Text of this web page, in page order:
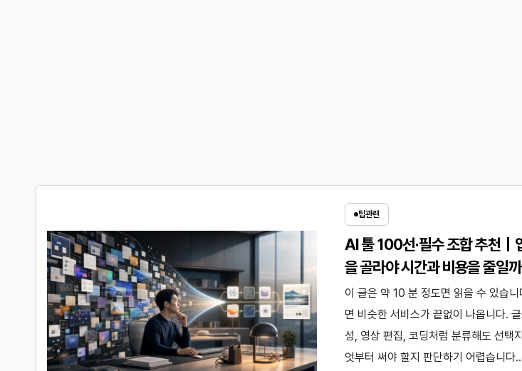
팁관련
AI 툴 100선·필수 조합 추천｜
을 골라야 시간과 비용을 줄일
이 글은 약 10 분 정도면 읽을 수 있습
면 비슷한 서비스가 끝없이 나옵니다.
성, 영상 편집, 코딩처럼 분류해도 선택
엇부터 써야 할지 판단하기 어렵습니다